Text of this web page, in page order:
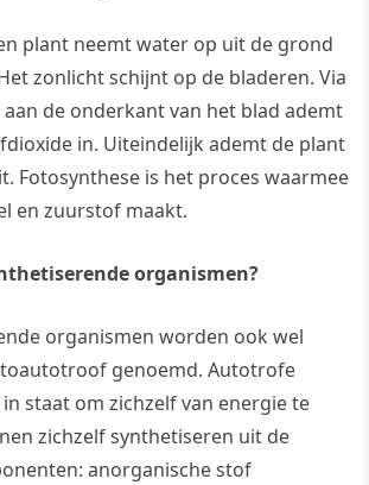
plant neemt water op uit de grond
zonlicht schijnt op de bladeren. Via
de onderkant van het blad ademt
in. Uiteindelijk ademt de plant
Fotosynthese is het proces waarmee
en zuurstof maakt.
organismen?
organismen worden ook wel
genoemd. Autotrofe
staat om zichzelf van energie te
zichzelf synthetiseren uit de
anorganische stof